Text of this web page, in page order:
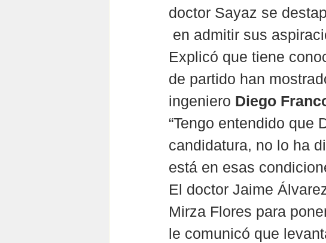
doctor Sayaz se
en admitir sus
Explicó que tiene
de partido han
ingeniero Diego
“Tengo entendido que
candidatura, no lo ha
está en esas
El doctor Jaime
Mirza Flores para
le comunicó que